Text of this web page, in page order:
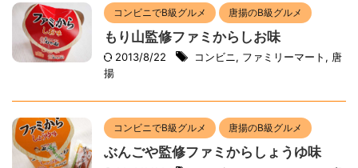
コンビニでB級グルメ 唐揚のB級グルメ
もり山監修ファミからしお味
2013/8/22 コンビニ , ファミリーマート , 唐
揚
コンビニでB級グルメ 唐揚のB級グルメ
ぶんごや監修ファミからしょうゆ味